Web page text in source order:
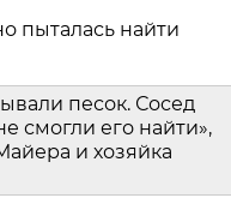
пыталась найти
песок. Сосед
смогли его найти»,
и хозяйка